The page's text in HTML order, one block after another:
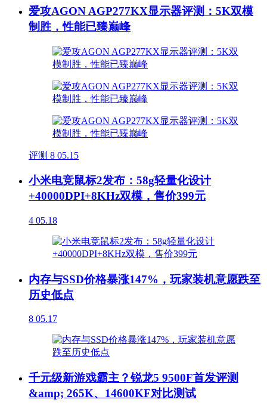
爱攻AGON AGP277KX显示器评测：5K双模
制胜，性能已臻巅峰
评测 8 05.15
小米电竞鼠标2发布：58g轻量化设计
+40000DPI+8KHz双模，售价399元
4 05.18
内存与SSD价格暴涨147%，玩家装机意愿跌至
历史低点
8 05.17
千元级新游戏霸主？锐龙5 9500F首发评测
&amp; 265K、14600KF对比测试